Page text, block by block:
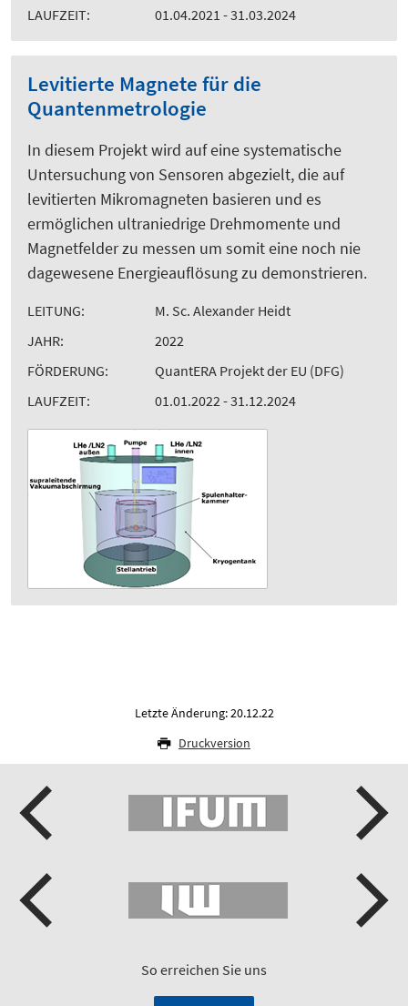
LAUFZEIT:
01.04.2021 - 31.03.2024
Levitierte Magnete für die
Quantenmetrologie
In diesem Projekt wird auf eine systematische
Untersuchung von Sensoren abgezielt, die auf
levitierten Mikromagneten basieren und es
ermöglichen ultraniedrige Drehmomente und
Magnetfelder zu messen um somit eine noch nie
dagewesene Energieauflösung zu demonstrieren.
LEITUNG:
M. Sc. Alexander Heidt
JAHR:
2022
FÖRDERUNG:
QuantERA Projekt der EU (DFG)
LAUFZEIT:
01.01.2022 - 31.12.2024
Letzte Änderung: 20.12.22
Druckversion
So erreichen Sie uns